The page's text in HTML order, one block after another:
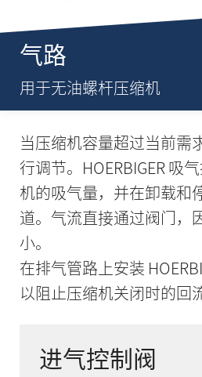
气路
用于无油螺杆压缩机
当压缩机容量超过当前需
行调节。HOERBIGER 吸
机的吸气量，并在卸载和
道。气流直接通过阀门，
小。
在排气管路上安装
以阻止压缩机关闭时的回
进气控制阀